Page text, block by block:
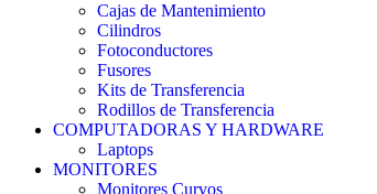
Cajas de Mantenimiento
Cilindros
Fotoconductores
Fusores
Kits de Transferencia
Rodillos de Transferencia
COMPUTADORAS Y HARDWARE
Laptops
MONITORES
Monitores Curvos